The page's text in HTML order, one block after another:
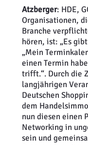
Atzberger: HDE,
Organisationen,
Branche
hören, ist: „Es
„Mein
einen Termin
trifft.“. Durch die
langjährigen
Deutschen
dem
nun diesen einen
Networking in
sein und